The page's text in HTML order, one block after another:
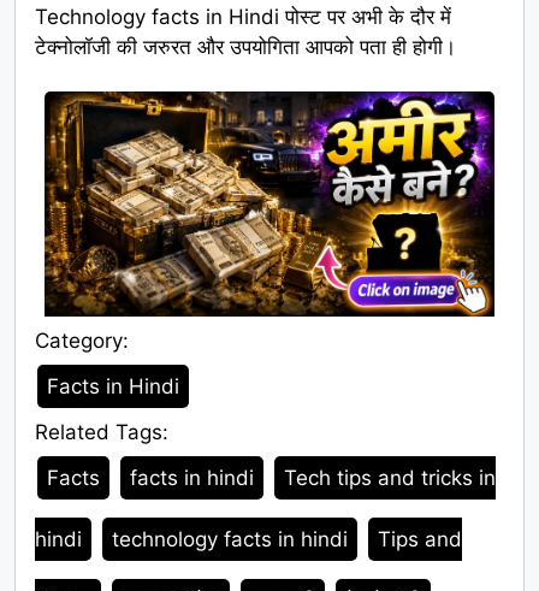
Technology facts in Hindi पोस्ट पर अभी के दौर में
टेक्नोलॉजी की जरुरत और उपयोगिता आपको पता ही होगी।
Category:
Category
Facts in Hindi
Related Tags:
Tags
Facts facts in hindi Tech tips and tricks in
hindi technology facts in hindi Tips and